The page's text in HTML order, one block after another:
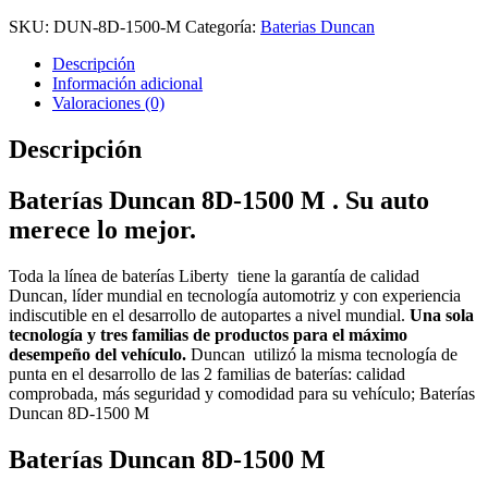
SKU: DUN-8D-1500-M Categoría: Baterias Duncan
Descripción
Información adicional
Valoraciones (0)
Descripción
Baterías Duncan 8D-1500 M . Su auto
merece lo mejor.
Toda la línea de baterías Liberty tiene la garantía de calidad
Duncan, líder mundial en tecnología automotriz y con experiencia
indiscutible en el desarrollo de autopartes a nivel mundial. Una sola
tecnología y tres familias de productos para el máximo
desempeño del vehículo. Duncan utilizó la misma tecnología de
punta en el desarrollo de las 2 familias de baterías: calidad
comprobada, más seguridad y comodidad para su vehículo; Baterías
Duncan 8D-1500 M
Baterías Duncan 8D-1500 M